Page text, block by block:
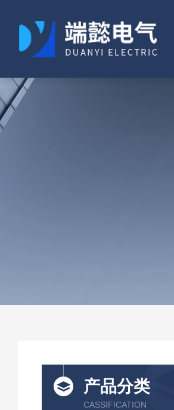
产品分类
CASSIFICATION